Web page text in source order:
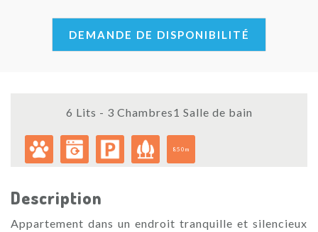
DEMANDE DE DISPONIBILITÉ
6 Lits - 3 Chambres1 Salle de bain
850m
Description
Appartement dans un endroit tranquille et silencieux